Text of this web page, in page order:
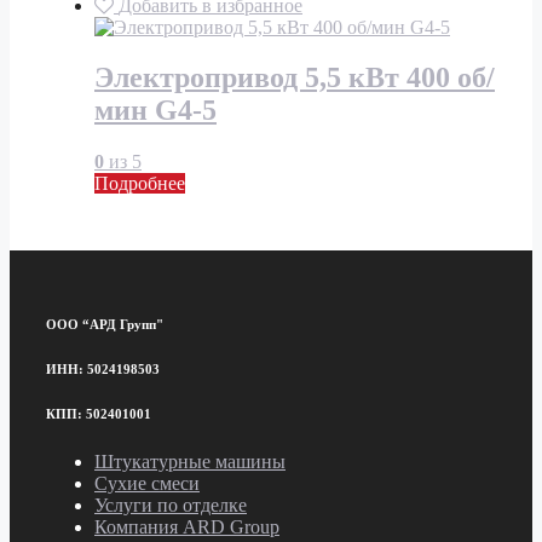
Добавить в избранное
Электропривод 5,5 кВт 400 об/
мин G4-5
0 из 5
Подробнее
ООО “АРД Групп"
ИНН: 5024198503
КПП: 502401001
Штукатурные машины
Сухие смеси
Услуги по отделке
Компания ARD Group